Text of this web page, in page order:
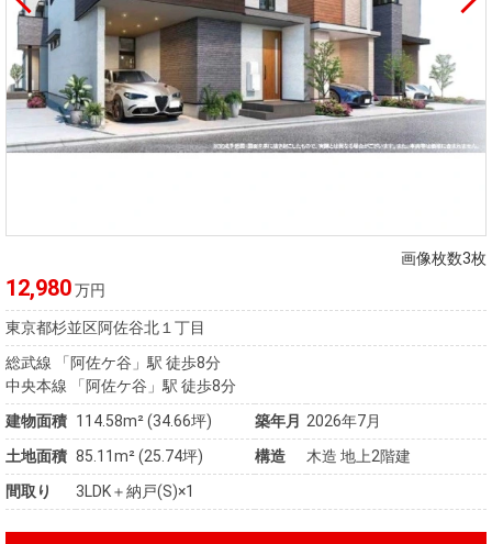
画像枚数3枚
12,980万円
東京都杉並区阿佐谷北１丁目
総武線 「阿佐ケ谷」駅 徒歩8分
中央本線 「阿佐ケ谷」駅 徒歩8分
建物面積 114.58m² (34.66坪) 築年月 2026年7月
土地面積 85.11m² (25.74坪) 構造
木造 地上2階建
間取り
3LDK＋納戸(S)×1